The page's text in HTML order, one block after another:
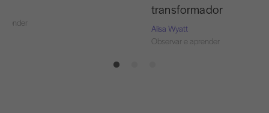
transformador
Alisa Wyatt
Observar e aprender